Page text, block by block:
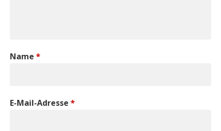
Name *
E-Mail-Adresse *